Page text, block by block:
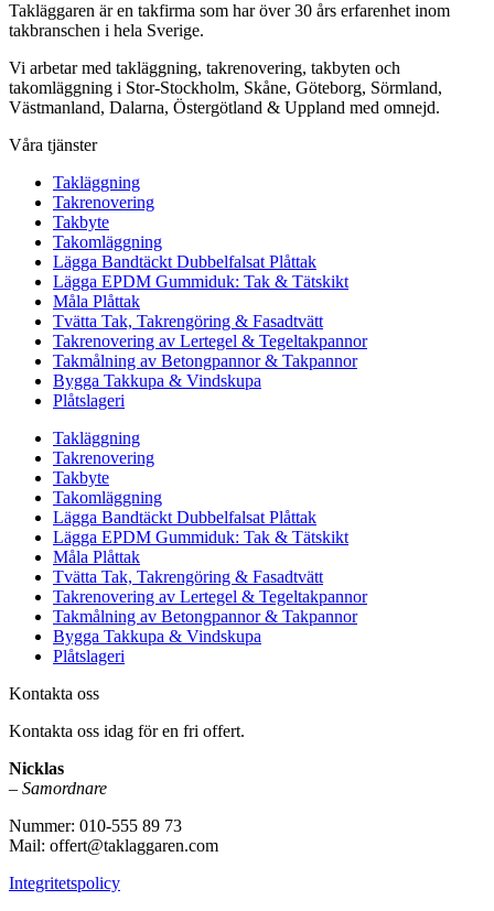
Takläggaren är en takfirma som har över 30 års erfarenhet inom
takbranschen i hela Sverige.
Vi arbetar med takläggning, takrenovering, takbyten och
takomläggning i Stor-Stockholm, Skåne, Göteborg, Sörmland,
Västmanland, Dalarna, Östergötland & Uppland med omnejd.
Våra tjänster
Takläggning
Takrenovering
Takbyte
Takomläggning
Lägga Bandtäckt Dubbelfalsat Plåttak
Lägga EPDM Gummiduk: Tak & Tätskikt
Måla Plåttak
Tvätta Tak, Takrengöring & Fasadtvätt
Takrenovering av Lertegel & Tegeltakpannor
Takmålning av Betongpannor & Takpannor
Bygga Takkupa & Vindskupa
Plåtslageri
Takläggning
Takrenovering
Takbyte
Takomläggning
Lägga Bandtäckt Dubbelfalsat Plåttak
Lägga EPDM Gummiduk: Tak & Tätskikt
Måla Plåttak
Tvätta Tak, Takrengöring & Fasadtvätt
Takrenovering av Lertegel & Tegeltakpannor
Takmålning av Betongpannor & Takpannor
Bygga Takkupa & Vindskupa
Plåtslageri
Kontakta oss
Kontakta oss idag för en fri offert.
Nicklas
– Samordnare
Nummer: 010-555 89 73
Mail: offert@taklaggaren.com
Integritetspolicy